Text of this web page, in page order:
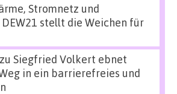
Stromnetz und
stellt die Weichen für
zu Siegfried Volkert ebnet
in ein barrierefreies und